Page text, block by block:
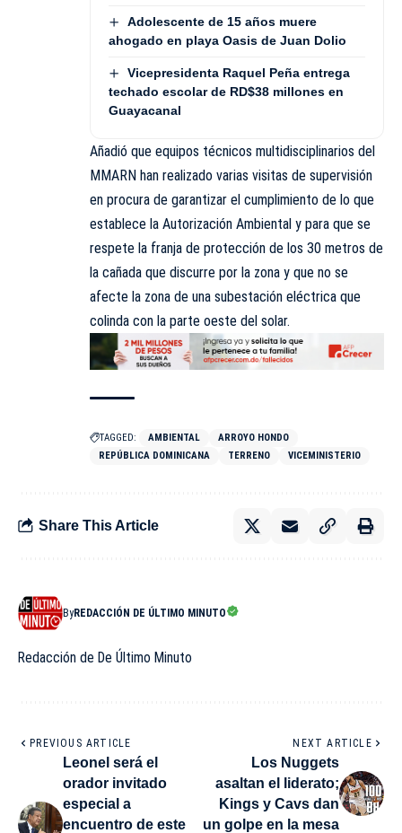
Adolescente de 15 años muere
ahogado en playa Oasis de Juan Dolio
Vicepresidenta Raquel Peña entrega
techado escolar de RD$38 millones en
Guayacanal
Añadió que equipos técnicos multidisciplinarios del
MMARN han realizado varias visitas de supervisión
en procura de garantizar el cumplimiento de lo que
establece la Autorización Ambiental y para que se
respete la franja de protección de los 30 metros de
la cañada que discurre por la zona y que no se
afecte la zona de una subestación eléctrica que
colinda con la parte oeste del solar.
TAGGED: AMBIENTAL
ARROYO HONDO
REPÚBLICA DOMINICANA
TERRENO VICEMINISTERIO
Share This Article
ByREDACCIÓN DE ÚLTIMO MINUTO
Redacción de De Último Minuto
PREVIOUS ARTICLE
Leonel será el
orador invitado
especial a
encuentro de este
NEXT ARTICLE
Los Nuggets
asaltan el liderato;
Kings y Cavs dan
un golpe en la mesa